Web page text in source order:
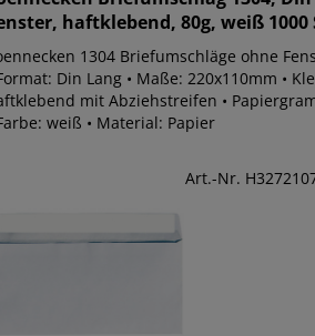
haftklebend, 80g, weiß 1000
1304 Briefumschläge ohne
Din Lang • Maße: 220x110mm •
mit Abziehstreifen •
weiß • Material: Papier
Art.-Nr.